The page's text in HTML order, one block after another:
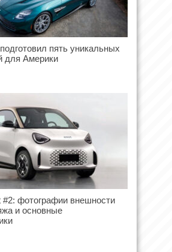
пять уникальных
для Америки
фотографии внешности
и основные